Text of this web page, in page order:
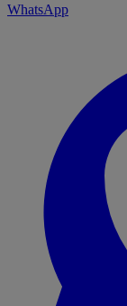
WhatsApp